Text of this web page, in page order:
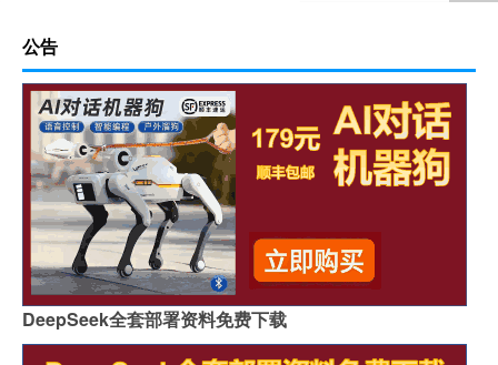
公告
DeepSeek全套部署资料免费下载